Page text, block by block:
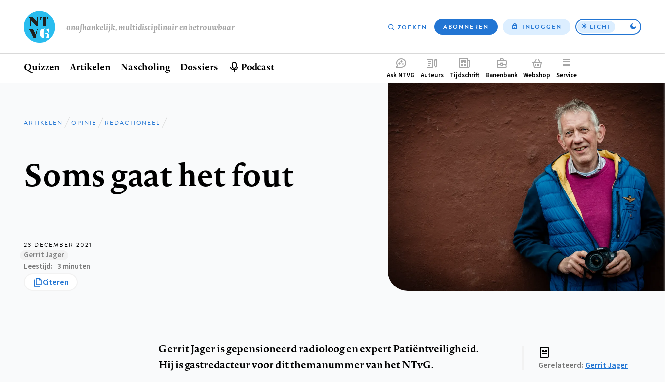
onafhankelijk, multidisciplinair en betrouwbaar
Top
ZOEKEN ABONNEREN INLOGGEN LICHT
Hoofdnavigatie
Home
Quizzen Artikelen Nascholing Dossiers Podcast
Complementair
menu
Ask NTVG Auteurs Tijdschrift Banenbank Webshop Service
Kruimelpad
ARTIKELEN OPINIE REDACTIONEEL
Soms gaat het fout
23 DECEMBER 2021
Gerrit Jager
Leestijd
3 minuten
Citeren
Gerrit Jager is gepensioneerd radioloog en expert Patiëntveiligheid.
Hij is gastredacteur voor dit themanummer van het NTvG.
Gerelateerd Gerrit Jager